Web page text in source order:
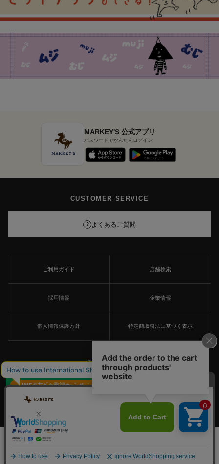
×
MARKEY'S 公式アプリ
パスワードでかんたんログイン
CUSTOMER SERVICE
? よくあるご質問
ご利用ガイド 店舗検索
採用情報 企業情報
個人情報保護方針 特定商取引法に基づく表示
FOLLOW US